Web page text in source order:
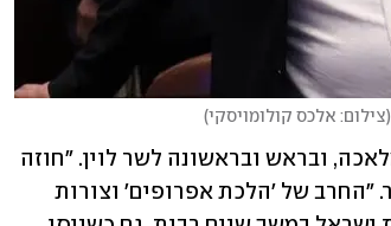
(צילום: אלכס קולומויסקי)